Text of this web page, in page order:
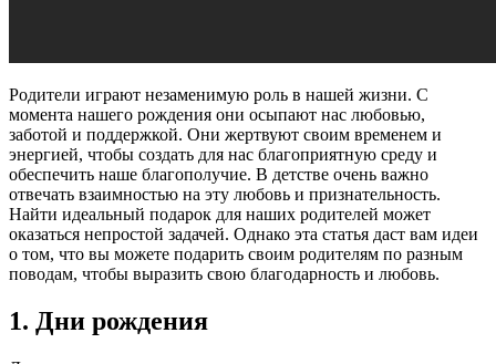
Родители играют незаменимую роль в нашей жизни. С
момента нашего рождения они осыпают нас любовью,
заботой и поддержкой. Они жертвуют своим временем и
энергией, чтобы создать для нас благоприятную среду и
обеспечить наше благополучие. В детстве очень важно
отвечать взаимностью на эту любовь и признательность.
Найти идеальный подарок для наших родителей может
оказаться непростой задачей. Однако эта статья даст вам идеи
о том, что вы можете подарить своим родителям по разным
поводам, чтобы выразить свою благодарность и любовь.
1. Дни рождения